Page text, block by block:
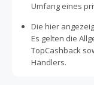
Umfang eines
Die hier
Es gelten die
TopCashback
Händlers.